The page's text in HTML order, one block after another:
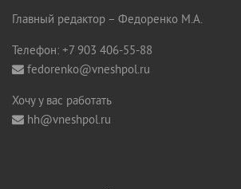
Главный редактор – Федоренко М.А.
Телефон: +7 903 406-55-88
fedorenko@vneshpol.ru
Хочу у вас работать
hh@vneshpol.ru